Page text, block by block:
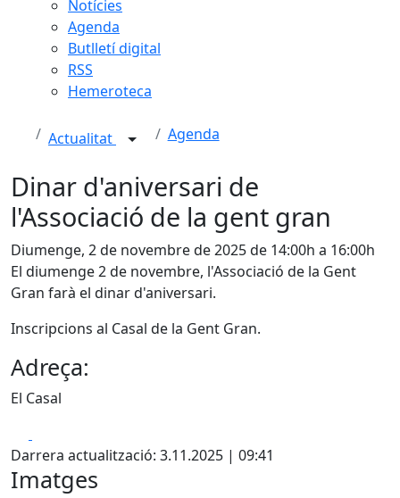
Notícies
Agenda
Butlletí digital
RSS
Hemeroteca
Actualitat Agenda
Dinar d'aniversari de
l'Associació de la gent gran
Diumenge, 2 de novembre de 2025 de 14:00h a 16:00h
El diumenge 2 de novembre, l'Associació de la Gent
Gran farà el dinar d'aniversari.
Inscripcions al Casal de la Gent Gran.
Adreça:
El Casal
Darrera actualització: 3.11.2025 | 09:41
Imatges